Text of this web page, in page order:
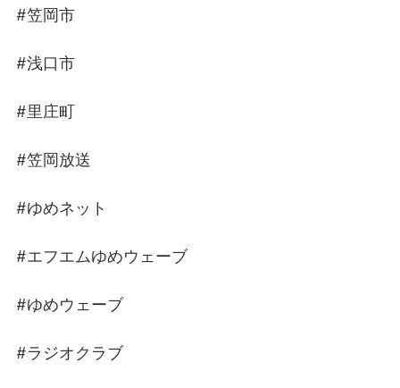
#笠岡市
#浅口市
#里庄町
#笠岡放送
#ゆめネット
#エフエムゆめウェーブ
#ゆめウェーブ
#ラジオクラブ